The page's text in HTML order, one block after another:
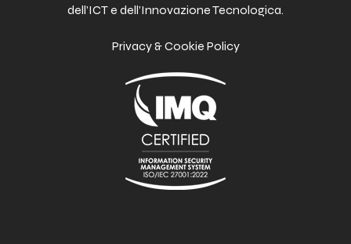
dell’ICT e dell’Innovazione Tecnologica.
Privacy & Cookie Policy